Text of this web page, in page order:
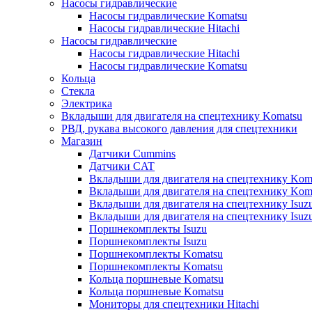
Насосы гидравлические
Насосы гидравлические Komatsu
Насосы гидравлические Hitachi
Насосы гидравлические
Насосы гидравлические Hitachi
Насосы гидравлические Komatsu
Кольца
Стекла
Электрика
Вкладыши для двигателя на спецтехнику Komatsu
РВД, рукава высокого давления для спецтехники
Магазин
Датчики Cummins
Датчики CAT
Вкладыши для двигателя на спецтехнику
Вкладыши для двигателя на спецтехнику
Вкладыши для двигателя на спецтехнику
Вкладыши для двигателя на спецтехнику
Поршнекомплекты Isuzu
Поршнекомплекты Isuzu
Поршнекомплекты Komatsu
Поршнекомплекты Komatsu
Кольца поршневые Komatsu
Кольца поршневые Komatsu
Мониторы для спецтехники Hitachi